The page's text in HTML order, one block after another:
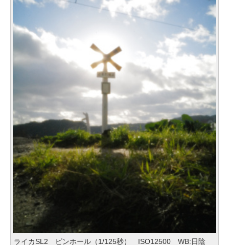
ライカSL2 ピンホール（1/125秒） ISO12500 WB:日陰